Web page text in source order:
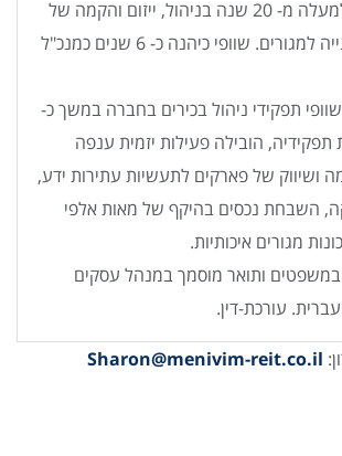
בעלת ניסיון של למעלה מ- 20 שנה בניהול, ייזום והקמה של
נכסים מניבים ובנייה למגורים. שוופי כיהנה כ- 6 שנים כמנכ"ל
תפקידי ניהול בכירים בחברה במשך כ-
תפקידיה, הובילה פעילות יזמית ענפה
ושיווק של פארקים לתעשיות עתירות ידע,
השבחת נכסים בהיקף של מאות אלפי
מגורים איכותיות.
ותואר מוסמך במנהל עסקים
עורכת-דין.
Sharon@menivim-reit.co.il